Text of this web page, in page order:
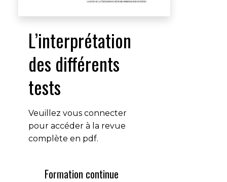
L’interprétation
des différents
tests
Veuillez vous connecter
pour accéder à la revue
complète en pdf.
Formation continue